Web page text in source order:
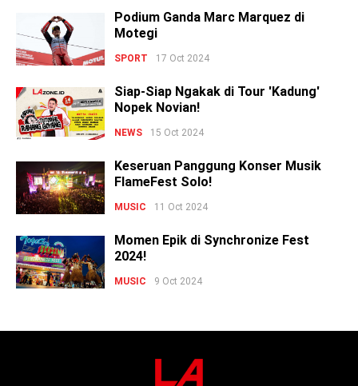
Podium Ganda Marc Marquez di
Motegi
SPORT 17 Oct 2024
Siap-Siap Ngakak di Tour 'Kadung'
Nopek Novian!
NEWS 15 Oct 2024
Keseruan Panggung Konser Musik
FlameFest Solo!
MUSIC 11 Oct 2024
Momen Epik di Synchronize Fest
2024!
MUSIC 9 Oct 2024